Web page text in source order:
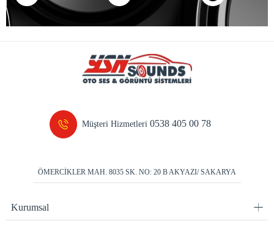
Müşteri Hizmetleri0538 405 00 78
ÖMERCİKLER MAH. 8035 SK. NO: 20 B AKYAZI/ SAKARYA
Kurumsal